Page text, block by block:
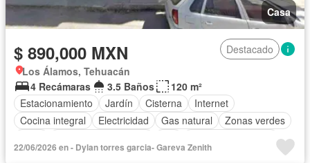
Casa
$ 890,000 MXN
Destacado
Los Álamos, Tehuacán
4 Recámaras
3.5 Baños
120 m²
Estacionamiento
Jardín Cisterna
Internet
Cocina integral
Electricidad Gas natural
Zonas verdes
Sin amueblar
22/06/2026 en - Dylan torres garcia- Gareva Zenith